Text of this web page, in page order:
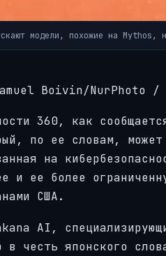
модели, похожие на
Boivin/NurPhoto /
360, как
по ее словам,
на
и ее более
США.
AI,
честь японского